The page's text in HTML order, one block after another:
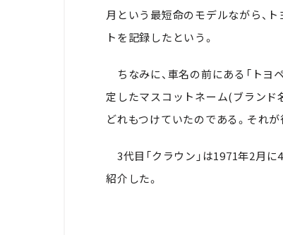
月という最短命のモデルながら、
トを記録したという。
ちなみに、車名の前にある「トヨ
定したマスコットネーム(ブランド
どれもつけていたのである。それ
3代目「クラウン」は1971年2月に
紹介した。